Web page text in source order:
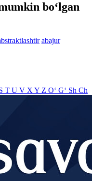
bo‘lgan
abajur
T U V X Y Z O‘ G‘ Sh Ch